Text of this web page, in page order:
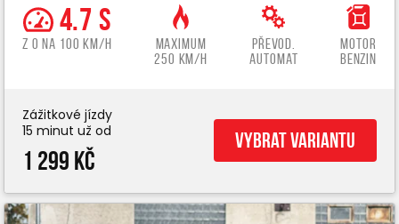
4.7 s
z 0 na 100 km/h
Maximum
250 km/h
Převod.
automat
Motor
benzin
Zážitkové jízdy
15 minut už od
1 299 Kč
Vybrat variantu